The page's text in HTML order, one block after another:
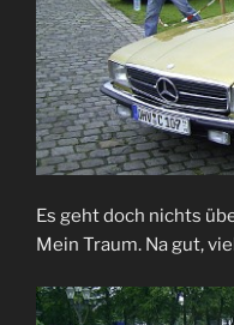
Es geht doch nichts
Mein Traum. Na gut,